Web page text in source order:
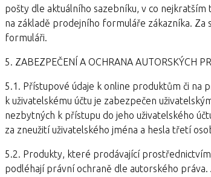
pošty dle aktuálního sazebníku, v co
na základě prodejního formuláře zákazníka.
formuláři.
5. ZABEZPEČENÍ A OCHRANA AUTORSKÝCH
5.1. Přístupové údaje k online produktům či na
k uživatelskému účtu je zabezpečen
nezbytných k přístupu do jeho uživatelského
za zneužití uživatelského jména a hesla třetí
5.2. Produkty, které prodávající
podléhají právní ochraně dle autorského